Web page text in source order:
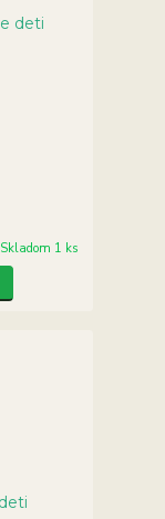
Skladom 1 ks